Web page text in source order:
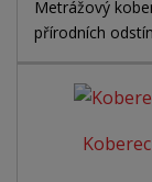
Metrážový
přírodních